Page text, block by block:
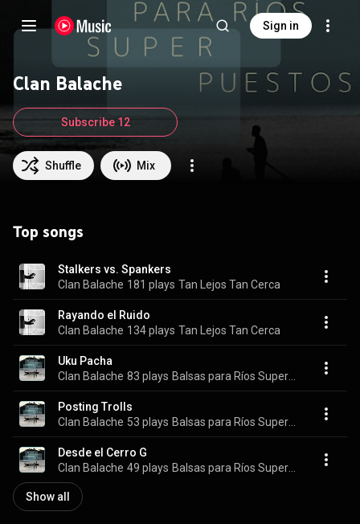
Sign in
Clan Balache
Shuffle Mix
Subscribe 12
Top songs
Stalkers vs. Spankers
Clan Balache 181 plays Tan Lejos Tan Cerca
Rayando el Ruido
Clan Balache 134 plays Tan Lejos Tan Cerca
Uku Pacha
Clan Balache 83 plays
Posting Trolls
Clan Balache 53 plays
Desde el Cerro G
Clan Balache 49 plays
Show all